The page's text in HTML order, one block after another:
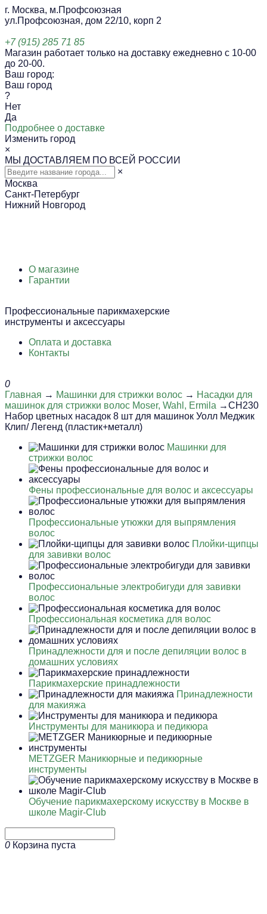
г. Москва, м.Профсоюзная
ул.Профсоюзная, дом 22/10, корп 2
+7 (915) 285 71 85
Магазин работает только на доставку ежедневно с 10-00
до 20-00.
Ваш город:
Ваш город
?
Нет
Да
Подробнее о доставке
Изменить город
×
МЫ ДОСТАВЛЯЕМ ПО ВСЕЙ РОССИИ
×
Москва
Санкт-Петербург
Нижний Новгород
О магазине
Гарантии
Профессиональные парикмахерские
инструменты и аксессуары
Оплата и доставка
Контакты
0
Главная → Машинки для стрижки волос → Насадки для
машинок для стрижки волос Moser, Wahl, Ermila →CH230
Набор цветных насадок 8 шт для машинок Уолл Меджик
Клип/ Легенд (пластик+металл)
Машинки для
стрижки волос
Фены профессиональные для волос и аксессуары
Профессиональные утюжки для выпрямления
волос
Плойки-щипцы
для завивки волос
Профессиональные электробигуди для завивки
волос
Профессиональная косметика для волос
Принадлежности для и после депиляции волос в
домашних условиях
Парикмахерские принадлежности
Принадлежности
для макияжа
Инструменты для маникюра и педикюра
METZGER Маникюрные и педикюрные
инструменты
Обучение парикмахерскому искусству в Москве в
школе Magir-Club
0 Корзина пуста